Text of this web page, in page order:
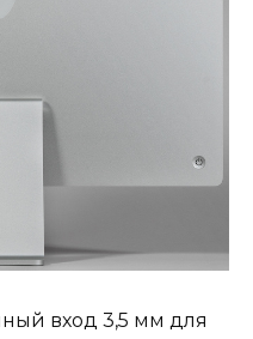
вход 3,5 мм для